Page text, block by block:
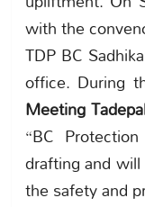
with the
TDP BC
office. During
Meeting
“BC
drafting and
the safety and